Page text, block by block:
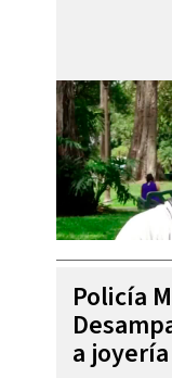
Policía
a joyería